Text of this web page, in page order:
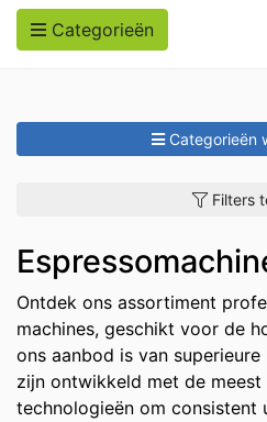
Categorieën
Categorieën
Filters
Ontdek ons assortiment
machines, geschikt voor de
ons aanbod is van
zijn ontwikkeld met de meest
technologieën om consistent